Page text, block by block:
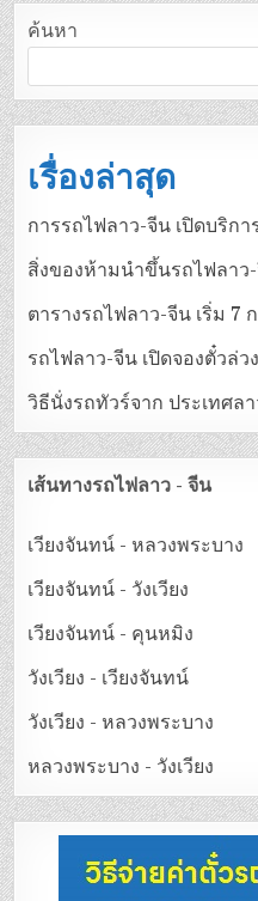
ค้นหา
เรื่องล่าสุด
การรถไฟลาว-จีน เปิดบริกา
สิ่งของห้ามนำขึ้นรถไฟลาว
ตารางรถไฟลาว-จีน เริ่ม 7
รถไฟลาว-จีน เปิดจองตั๋วล่ว
วิธีนั่งรถทัวร์จาก ประเทศล
เส้นทางรถไฟลาว - จีน
เวียงจันทน์ - หลวงพระบาง
เวียงจันทน์ - วังเวียง
เวียงจันทน์ - คุนหมิง
วังเวียง - เวียงจันทน์
วังเวียง - หลวงพระบาง
หลวงพระบาง - วังเวียง